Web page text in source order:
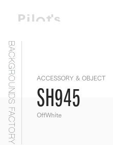
BACKGROUNDS FACTORY ACCESSORY & OBJECT
SH945
OffWhite